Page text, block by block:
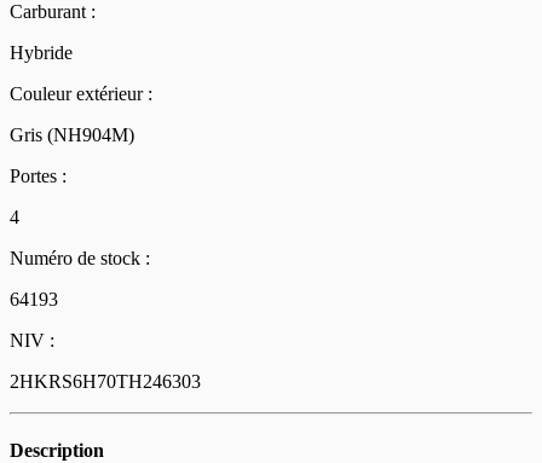
Carburant :
Hybride
Couleur extérieur :
Gris (NH904M)
Portes :
4
Numéro de stock :
64193
NIV :
2HKRS6H70TH246303
Description